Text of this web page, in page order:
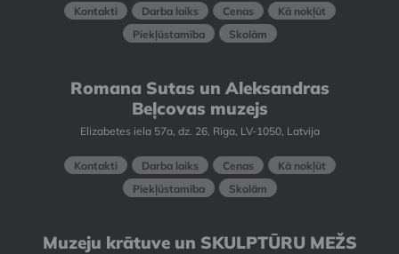
Kontakti Darba laiks Cenas
Kā nokļūt
Piekļūstamība
Skolām
Romana Sutas un Aleksandras
Beļcovas muzejs
Elizabetes iela 57a, dz. 26, Rīga, LV-1050, Latvija
Kontakti Darba laiks Cenas
Kā nokļūt
Piekļūstamība
Skolām
Muzeju krātuve un SKULPTŪRU MEŽS